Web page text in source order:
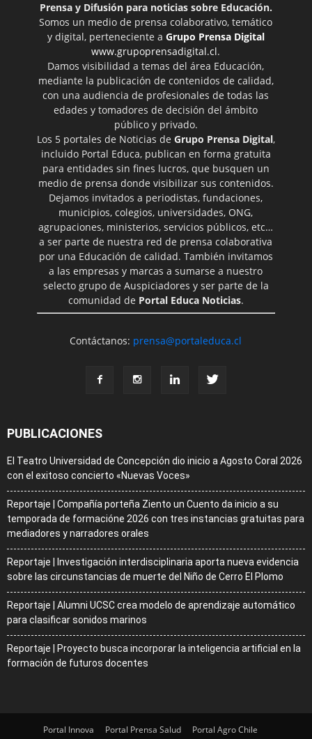
Prensa y Difusión para noticias sobre Educación.
Somos un medio de prensa colaborativo, temático
y digital, perteneciente a Grupo Prensa Digital
www.grupoprensadigital.cl.
Damos visibilidad a temas del área Educación,
mediante la publicación de contenidos de calidad,
con una audiencia de profesionales de todas las
edades y tomadores de decisión del ámbito
público y privado.
Los 5 portales de Noticias de Grupo Prensa Digital,
incluido Portal Educa, publican en forma gratuita
para entidades sin fines lucros, que busquen un
medio de prensa donde visibilizar sus contenidos.
Dejamos invitados a periodistas, fundaciones,
municipios, colegios, universidades, ONG,
agrupaciones, ministerios, servicios públicos, etc…
a ser parte de nuestra red de prensa colaborativa
por una Educación de calidad. También invitamos
a las empresas y marcas a sumarse a nuestro
selecto grupo de Auspiciadores y ser parte de la
comunidad de Portal Educa Noticias.
Contáctanos: prensa@portaleduca.cl
PUBLICACIONES
El Teatro Universidad de Concepción dio inicio a Agosto Coral 2026
con el exitoso concierto «Nuevas Voces»
Reportaje | Compañía porteña Ziento un Cuento da inicio a su
temporada de formacióne 2026 con tres instancias gratuitas para
mediadores y narradores orales
Reportaje | Investigación interdisciplinaria aporta nueva evidencia
sobre las circunstancias de muerte del Niño de Cerro El Plomo
Reportaje | Alumni UCSC crea modelo de aprendizaje automático
para clasificar sonidos marinos
Reportaje | Proyecto busca incorporar la inteligencia artificial en la
formación de futuros docentes
Portal Innova Portal Prensa Salud
Portal Agro Chile